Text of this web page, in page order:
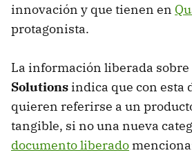
innovación y que tienen en
protagonista.
La información liberada sobre
Solutions indica que con esta
quieren referirse a un
tangible, si no una nueva
documento liberado